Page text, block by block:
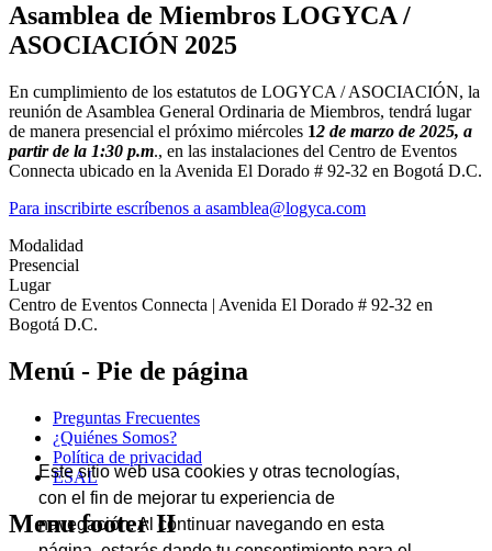
Este sitio web usa cookies y otras tecnologías,
con el fin de mejorar tu experiencia de
navegación. Al continuar navegando en esta
Asamblea de Miembros LOGYCA /
ASOCIACIÓN 2025
En cumplimiento de los estatutos de LOGYCA / ASOCIACIÓN, la
reunión de Asamblea General Ordinaria de Miembros, tendrá lugar
de manera presencial el próximo miércoles 12 de marzo de 2025, a
partir de la 1:30 p.m., en las instalaciones del Centro de Eventos
Connecta ubicado en la Avenida El Dorado # 92-32 en Bogotá D.C.
Para inscribirte escríbenos a asamblea@logyca.com
Modalidad
Presencial
Lugar
Centro de Eventos Connecta | Avenida El Dorado # 92-32 en
Bogotá D.C.
Menú - Pie de página
Preguntas Frecuentes
¿Quiénes Somos?
Política de privacidad
ESAL
Menu footer II